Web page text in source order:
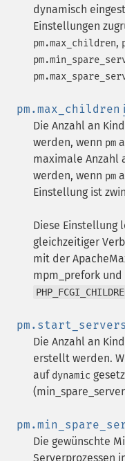
dynamisch
Einstellungen
pm.max_children,
pm.max_children
Die Anzahl an
werden, wenn pm
maximale Anzahl
werden, wenn pm
Einstellung ist
Diese Einstellung
gleichzeitiger
mit der
mpm_prefork
pm.start_servers
Die Anzahl an
erstellt werden.
auf dynamic
Die gewünschte
Serverprozessen